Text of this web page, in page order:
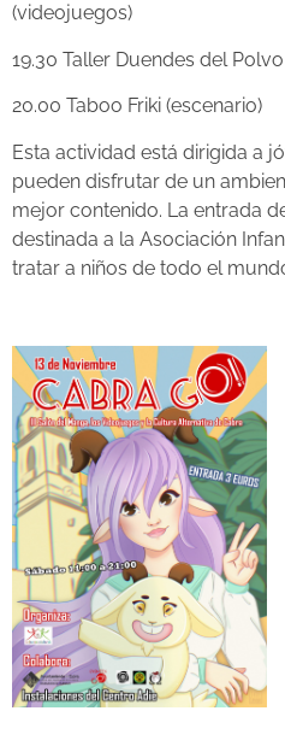
(videojuegos)
19.30 Taller Duendes del
20.00 Taboo Friki (escenario)
Esta actividad está dirigida a
pueden disfrutar de un
mejor contenido. La entrada
destinada a la Asociación
tratar a niños de todo el